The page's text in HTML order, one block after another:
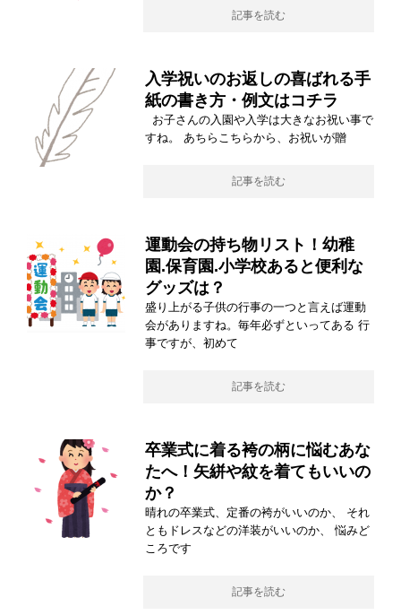
記事を読む
入学祝いのお返しの喜ばれる手
紙の書き方・例文はコチラ
お子さんの入園や入学は大きなお祝い事で
すね。 あちらこちらから、お祝いが贈
記事を読む
運動会の持ち物リスト！幼稚
園.保育園.小学校あると便利な
グッズは？
盛り上がる子供の行事の一つと言えば運動
会がありますね。毎年必ずといってある 行
事ですが、初めて
記事を読む
卒業式に着る袴の柄に悩むあな
たへ！矢絣や紋を着てもいいの
か？
晴れの卒業式、定番の袴がいいのか、 それ
ともドレスなどの洋装がいいのか、 悩みど
ころです
記事を読む